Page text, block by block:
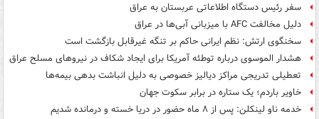
سفر رئیس دستگاه اطلاعاتی عربستان به عراق
دلیل مخالفت AFC با میزبانی آبی‌ها در عراق
سخنگوی ارتش: نظم ایرانی حاکم بر تنگه غیرقابل بازگشت است
هشدار الموسوی درباره توطئه آمریکا برای ایجاد شکاف در نیروهای مسلح عراق
تعطیلی تدریجی مراکز دیالیز خصوصی به دلیل انباشت بدهی بیمه‌ها
خاویر باردم؛ یک ستاره در برابر سکوت جهان
خدمه ناو لینکلن: پس از ۸ ماه حضور در دریا خسته و درمانده‌ شدیم